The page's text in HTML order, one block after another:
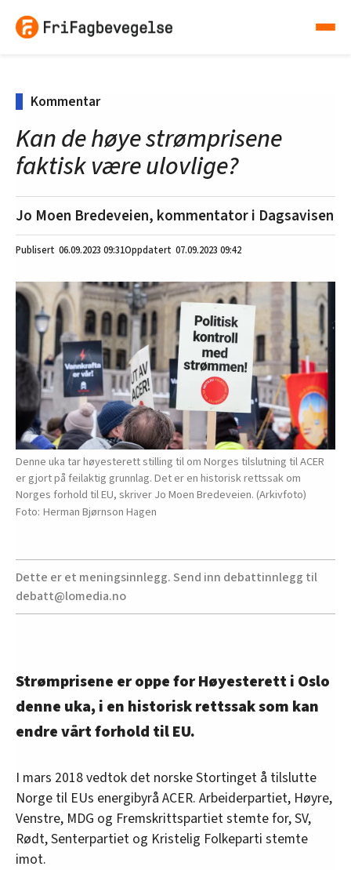
Kommentar
Kan de høye strømprisene
faktisk være ulovlige?
Jo Moen Bredeveien, kommentator i Dagsavisen
06.09.2023 09:31 07.09.2023 09:42
Denne uka tar høyesterett stilling til om Norges tilslutning til ACER
er gjort på feilaktig grunnlag. Det er en historisk rettssak om
Norges forhold til EU, skriver Jo Moen Bredeveien. (Arkivfoto)
Herman Bjørnson Hagen
Dette er et meningsinnlegg. Send inn debattinnlegg til
debatt@lomedia.no
Strømprisene er oppe for Høyesterett i Oslo
denne uka, i en historisk rettssak som kan
endre vårt forhold til EU.
I mars 2018 vedtok det norske Stortinget å tilslutte
Norge til EUs energibyrå ACER. Arbeiderpartiet, Høyre,
Venstre, MDG og Fremskrittspartiet stemte for, SV,
Rødt, Senterpartiet og Kristelig Folkeparti stemte
imot.